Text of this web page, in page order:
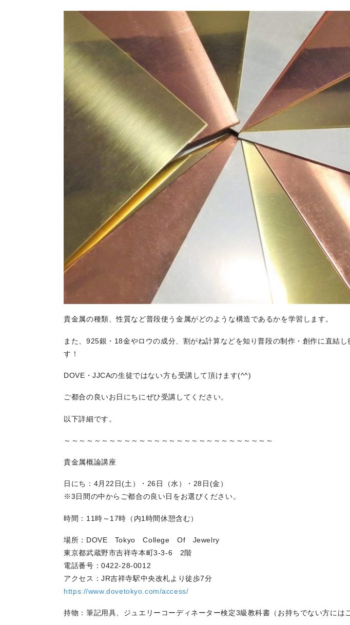
貴金属の種類、性質など普段使う金属がどのような構造であるかを学習します。
また、925銀・18金やロウの成分、割がね計算などを知り普段の制作・創作に直結し
す！
DOVE・JJCAの生徒ではない方も受講して頂け ます(^^)
ご都合の良いお日にちにぜひ受講してくださ い。
以下詳細です。
～～～～～～～～～～～～～～～～～～～～～～～～～～ ～～
貴金属概論講座
日にち：4月22日(土）・26日（水）・28日(金）
※3日間の中からご都合の良い日をお選びください。
時間：11時～17時（内1時間休憩含む）
場所：DOVE Tokyo College Of Jewelry
東京都武蔵野市吉祥寺本町3-3-6 2階
電話番号：0422-28-0012
アクセス：JR吉祥寺駅中央改札より徒歩7分
https://www.dovetokyo.com/access/
持物：筆記用具、ジュエリーコーディネーター検定3級教科書（お持ちでない方には